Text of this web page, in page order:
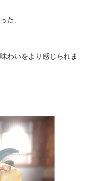
た、
わいをより感じられま